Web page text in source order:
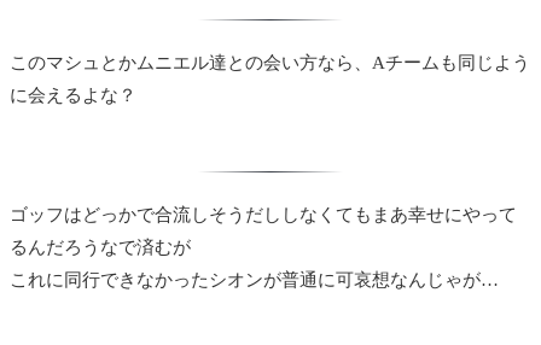
このマシュとかムニエル達との会い方なら、Aチームも同じよう
に会えるよな？
ゴッフはどっかで合流しそうだししなくてもまあ幸せにやって
るんだろうなで済むが
これに同行できなかったシオンが普通に可哀想なんじゃが…